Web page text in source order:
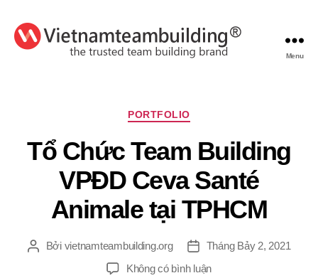
Menu
Chuyên
PORTFOLIO
Tổ Chức Team Building
VPĐD Ceva Santé
Animale tại TPHCM
TácBởi vietnamteambuilding.org
Ngày
đăng
Tháng Bảy 2, 2021
Không có bình luậnở